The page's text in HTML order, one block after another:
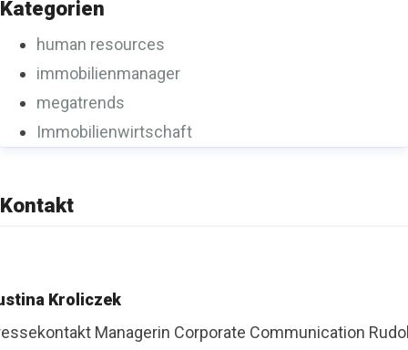
Kategorien
human resources
immobilienmanager
megatrends
Immobilienwirtschaft
Kontakt
Kroliczek
Managerin Corporate Communication